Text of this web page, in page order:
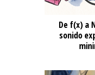
De f(x) a
sonido